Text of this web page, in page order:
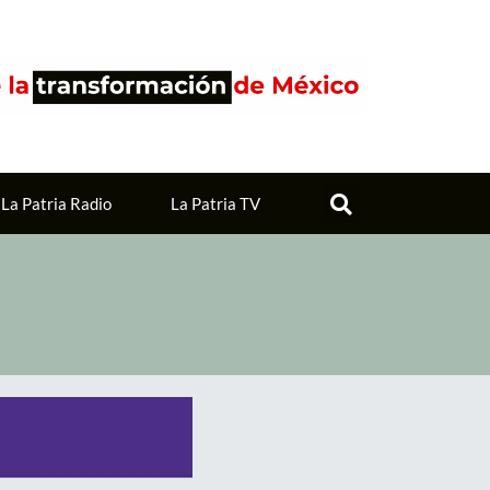
La Patria Radio La Patria TV